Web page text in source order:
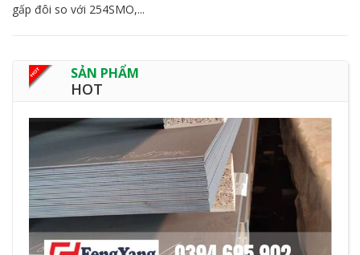
gấp đôi so với 254SMO,...
SẢN PHẨM
HOT